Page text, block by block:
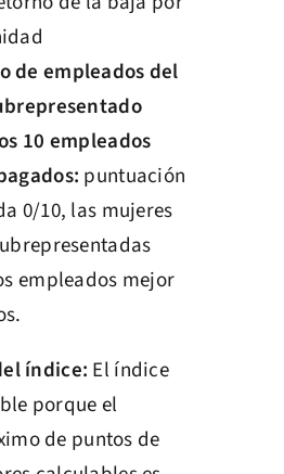
de empleados del
10 empleados
puntuación
0/10, las mujeres
empleados mejor
índice: El índice
porque el
de puntos de